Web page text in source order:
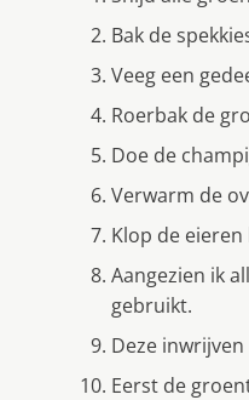
Bak de
Veeg een
Roerbak de
Doe de
Verwarm de
Klop de
Aangezien ik
gebruikt.
Deze
Eerst de